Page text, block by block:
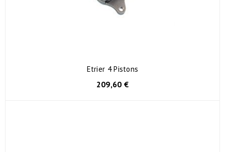
Etrier 4 Pistons
209,60 €